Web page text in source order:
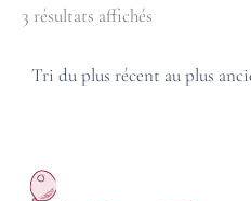
3 résultats affichés